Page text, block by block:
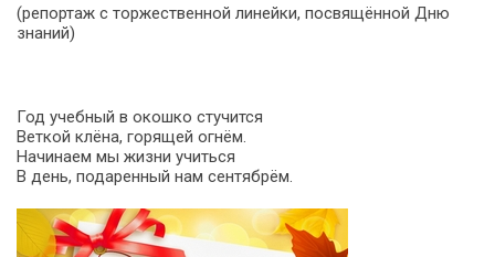
(репортаж с торжественной линейки, посвящённой Дню
знаний)
Год учебный в окошко стучится
Веткой клёна, горящей огнём.
Начинаем мы жизни учиться
В день, подаренный нам сентябрём.